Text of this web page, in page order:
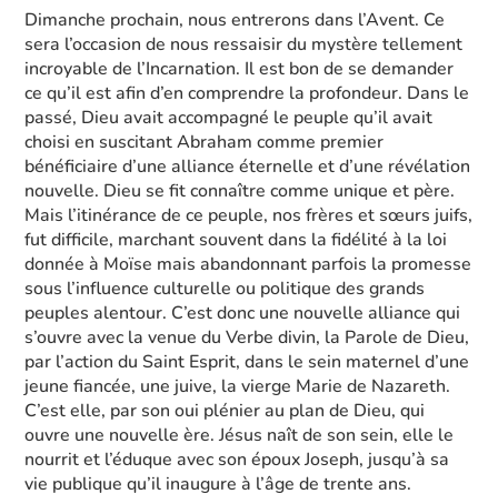
Dimanche prochain, nous entrerons dans l’Avent. Ce
sera l’occasion de nous ressaisir du mystère tellement
incroyable de l’Incarnation. Il est bon de se demander
ce qu’il est afin d’en comprendre la profondeur. Dans le
passé, Dieu avait accompagné le peuple qu’il avait
choisi en suscitant Abraham comme premier
bénéficiaire d’une alliance éternelle et d’une révélation
nouvelle. Dieu se fit connaître comme unique et père.
Mais l’itinérance de ce peuple, nos frères et sœurs juifs,
fut difficile, marchant souvent dans la fidélité à la loi
donnée à Moïse mais abandonnant parfois la promesse
sous l’influence culturelle ou politique des grands
peuples alentour. C’est donc une nouvelle alliance qui
s’ouvre avec la venue du Verbe divin, la Parole de Dieu,
par l’action du Saint Esprit, dans le sein maternel d’une
jeune fiancée, une juive, la vierge Marie de Nazareth.
C’est elle, par son oui plénier au plan de Dieu, qui
ouvre une nouvelle ère. Jésus naît de son sein, elle le
nourrit et l’éduque avec son époux Joseph, jusqu’à sa
vie publique qu’il inaugure à l’âge de trente ans.